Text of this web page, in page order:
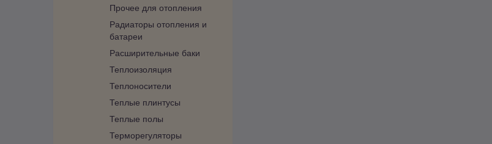
Прочее для отопления
Радиаторы отопления и
батареи
Расширительные баки
Теплоизоляция
Теплоносители
Теплые плинтусы
Теплые полы
Терморегуляторы